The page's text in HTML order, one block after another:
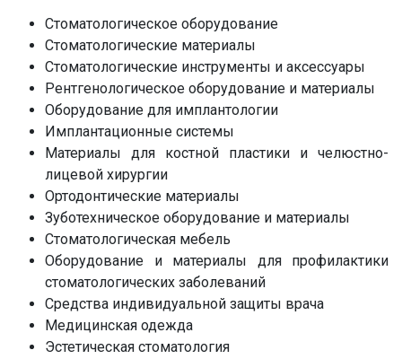
Стоматологическое оборудование
Стоматологические материалы
Стоматологические инструменты и аксессуары
Рентгенологическое оборудование и материалы
Оборудование для имплантологии
Имплантационные системы
Материалы для костной пластики и челюстно-
лицевой хирургии
Ортодонтические материалы
Зуботехническое оборудование и материалы
Стоматологическая мебель
Оборудование и материалы для профилактики
стоматологических заболеваний
Средства индивидуальной защиты врача
Медицинская одежда
Эстетическая стоматология